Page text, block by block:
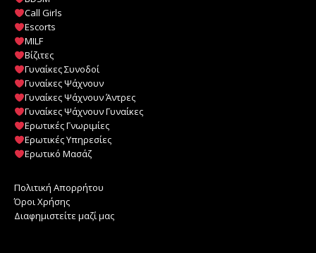
Call Girls
Escorts
MILF
️Βίζιτες
Γυναίκες Συνοδοί
Γυναίκες Ψάχνουν
Γυναίκες Ψάχνουν Άντρες
Γυναίκες Ψάχνουν Γυναίκες
Ερωτικές Γνωριμίες
Ερωτικές Υπηρεσίες
Ερωτικό Μασάζ
Πολιτική Απορρήτου
Όροι Χρήσης
Διαφημιστείτε μαζί μας